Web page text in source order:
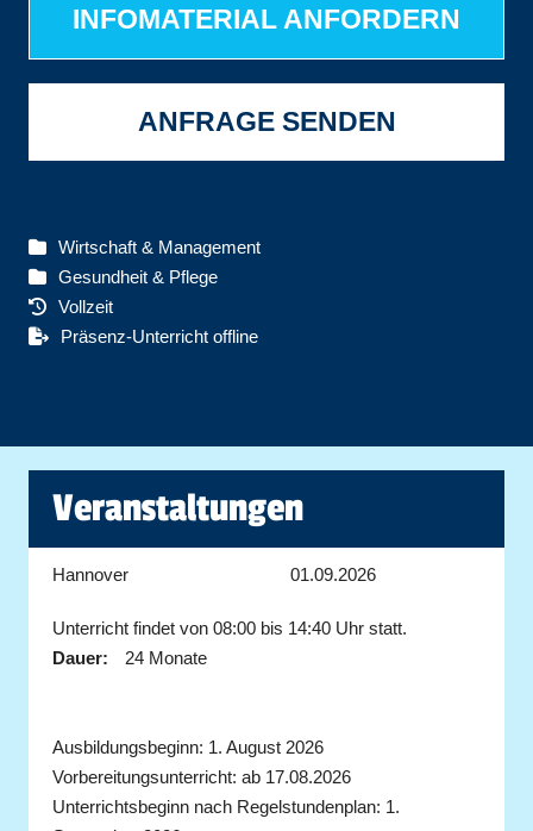
INFOMATERIAL ANFORDERN
ANFRAGE SENDEN
Wirtschaft & Management
Gesundheit & Pflege
Vollzeit
Präsenz-Unterricht offline
Veranstaltungen
Hannover 01.09.2026
Unterricht findet von 08:00 bis 14:40 Uhr statt.
Dauer:
24 Monate
Ausbildungsbeginn: 1. August 2026
Vorbereitungsunterricht: ab 17.08.2026
Unterrichtsbeginn nach Regelstundenplan: 1.